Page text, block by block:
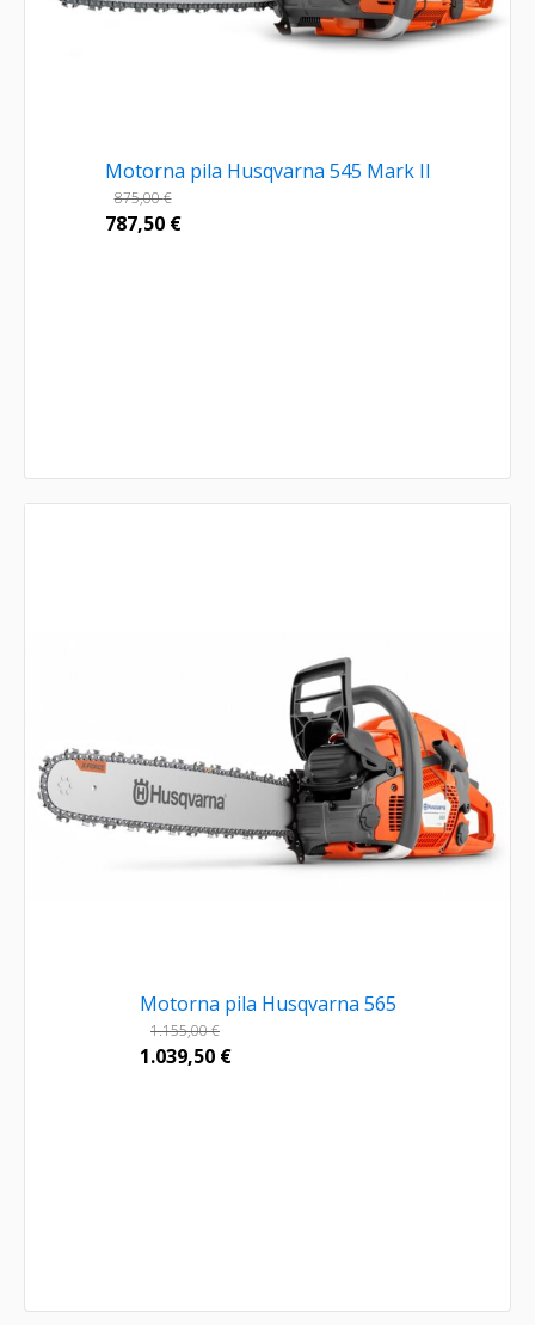
Motorna pila Husqvarna 545 Mark II
875,00€
787,50 €
Motorna pila Husqvarna 565
1.155,00€
1.039,50 €